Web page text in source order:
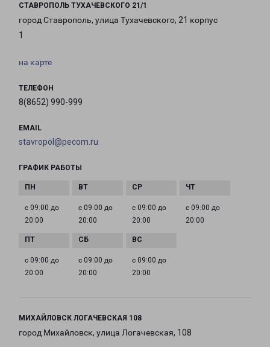
СТАВРОПОЛЬ ТУХАЧЕВСКОГО 21/1
город Ставрополь, улица Тухачевского, 21 корпус
1
на карте
ТЕЛЕФОН
8(8652) 990-999
EMAIL
stavropol@pecom.ru
ГРАФИК РАБОТЫ
с 09:00 до
20:00
с 09:00 до
20:00
с 09:00 до
20:00
с 09:00 до
20:00
с 09:00 до
20:00
с 09:00 до
20:00
с 09:00 до
20:00
МИХАЙЛОВСК ЛОГАЧЕВСКАЯ 108
город Михайловск, улица Логачевская, 108